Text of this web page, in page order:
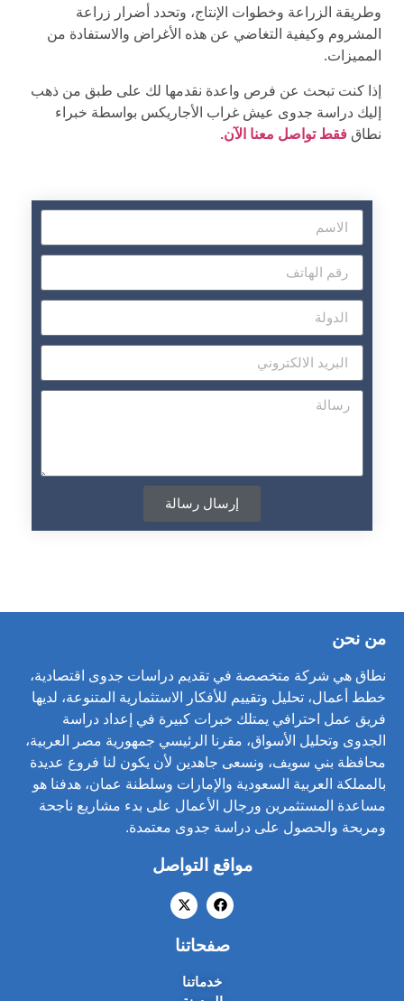
وطريقة الزراعة وخطوات الإنتاج، وتحدد أضرار زراعة
المشروم وكيفية التغاضي عن هذه الأغراض والاستفادة من
المميزات.
إذا كنت تبحث عن فرص واعدة نقدمها لك على طبق من ذهب
إليك دراسة جدوى عيش غراب الأجاريكس بواسطة خبراء
نطاق فقط تواصل معنا الآن.
إرسال رسالة
من نحن
نطاق هي شركة متخصصة في تقديم دراسات جدوى اقتصادية،
خطط أعمال، تحليل وتقييم للأفكار الاستثمارية المتنوعة، لديها
فريق عمل احترافي يمتلك خبرات كبيرة في إعداد دراسة
الجدوى وتحليل الأسواق، مقرنا الرئيسي جمهورية مصر العربية،
محافظة بني سويف، ونسعى جاهدين لأن يكون لنا فروع عديدة
بالمملكة العربية السعودية والإمارات وسلطنة عمان، هدفنا هو
مساعدة المستثمرين ورجال الأعمال على بدء مشاريع ناجحة
ومربحة والحصول على دراسة جدوى معتمدة.
مواقع التواصل
صفحاتنا
خدماتنا